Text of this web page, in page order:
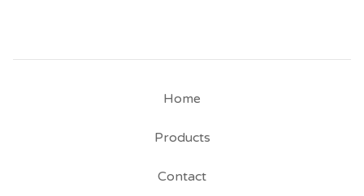
Home
Products
Contact